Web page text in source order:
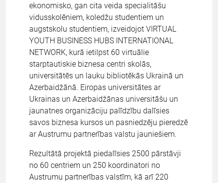
ekonomisko, gan cita veida specialitāšu
vidusskolēniem, koledžu studentiem un
augstskolu studentiem, izveidojot VIRTUAL
YOUTH BUSINESS HUBS INTERNATIONAL
NETWORK, kurā ietilpst 60 virtuālie
starptautiskie biznesa centri skolās,
universitātēs un lauku bibliotēkās Ukrainā un
Azerbaidžānā. Eiropas universitātes ar
Ukrainas un Azerbaidžānas universitāšu un
jaunatnes organizāciju palīdzību dalīsies
savos biznesa kursos un pasniedzēju pieredzē
ar Austrumu partnerības valstu jauniešiem.
Rezultātā projektā piedalīsies 2500 pārstāvji
no 60 centriem un 250 koordinatori no
Austrumu partnerības valstīm, kā arī 220